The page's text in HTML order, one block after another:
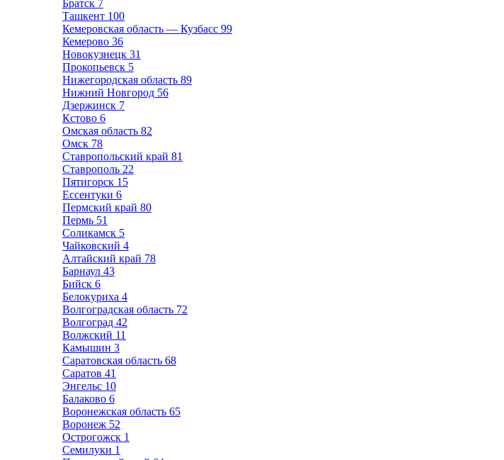
Братск 7
Ташкент 100
Кемеровская область — Кузбасс 99
Кемерово 36
Новокузнецк 31
Прокопьевск 5
Нижегородская область 89
Нижний Новгород 56
Дзержинск 7
Кстово 6
Омская область 82
Омск 78
Ставропольский край 81
Ставрополь 22
Пятигорск 15
Ессентуки 6
Пермский край 80
Пермь 51
Соликамск 5
Чайковский 4
Алтайский край 78
Барнаул 43
Бийск 6
Белокуриха 4
Волгоградская область 72
Волгоград 42
Волжский 11
Камышин 3
Саратовская область 68
Саратов 41
Энгельс 10
Балаково 6
Воронежская область 65
Воронеж 52
Острогожск 1
Семилуки 1